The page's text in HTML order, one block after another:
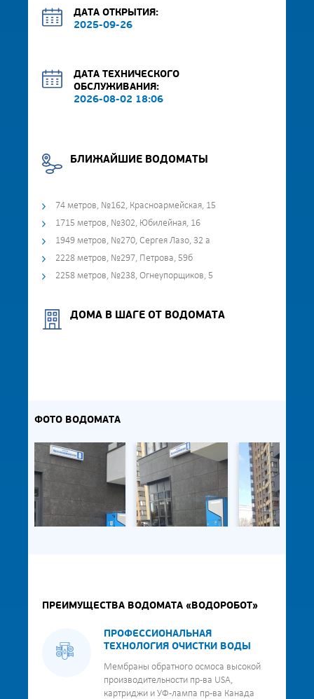
ДАТА ОТКРЫТИЯ:
2025-09-26
ДАТА ТЕХНИЧЕСКОГО
ОБСЛУЖИВАНИЯ:
2026-08-02 18:06
БЛИЖАЙШИЕ ВОДОМАТЫ
74 метров, №162, Красноармейская, 15
1715 метров, №302, Юбилейная, 16
1949 метров, №270, Сергея Лазо, 32 а
2228 метров, №297, Петрова, 59б
2258 метров, №238, Огнеупорщиков, 5
ДОМА В ШАГЕ ОТ ВОДОМАТА
ФОТО ВОДОМАТА
ПРЕИМУЩЕСТВА ВОДОМАТА «ВОДОРОБОТ»
ПРОФЕССИОНАЛЬНАЯ
ТЕХНОЛОГИЯ ОЧИСТКИ ВОДЫ
Мембраны обратного осмоса высокой
производительности пр-ва USA,
картриджи и УФ-лампа пр-ва Канада